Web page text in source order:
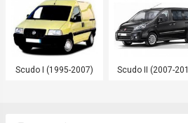
Scudo I (1995-2007) Scudo II (2007-